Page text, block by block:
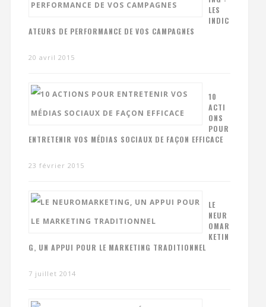
LES
INDIC
ATEURS DE PERFORMANCE DE VOS CAMPAGNES
20 avril 2015
10
ACTI
ONS
POUR
ENTRETENIR VOS MÉDIAS SOCIAUX DE FAÇON EFFICACE
23 février 2015
LE
NEUR
OMAR
KETIN
G, UN APPUI POUR LE MARKETING TRADITIONNEL
7 juillet 2014